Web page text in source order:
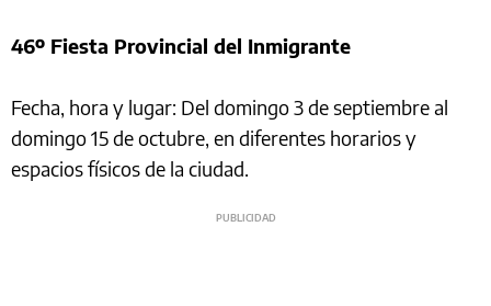
46º Fiesta Provincial del Inmigrante
Fecha, hora y lugar: Del domingo 3 de septiembre al
domingo 15 de octubre, en diferentes horarios y
espacios físicos de la ciudad.